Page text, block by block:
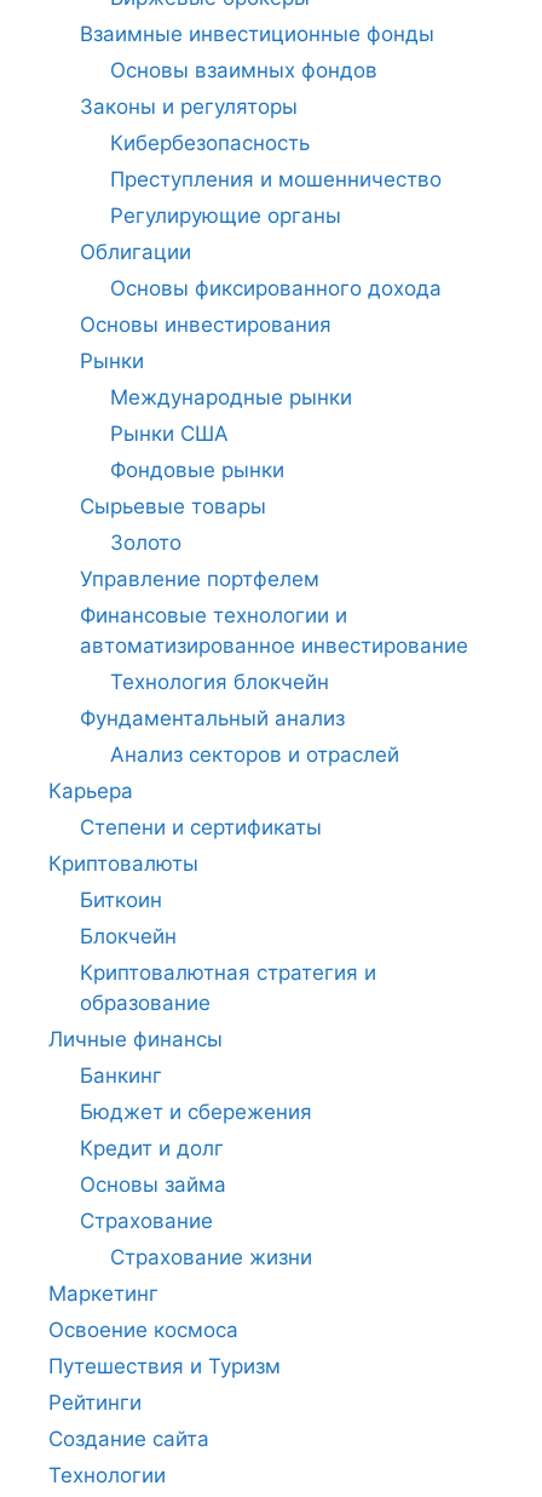
Взаимные инвестиционные фонды
Основы взаимных фондов
Законы и регуляторы
Кибербезопасность
Преступления и мошенничество
Регулирующие органы
Облигации
Основы фиксированного дохода
Основы инвестирования
Рынки
Международные рынки
Рынки США
Фондовые рынки
Сырьевые товары
Золото
Управление портфелем
Финансовые технологии и
автоматизированное инвестирование
Технология блокчейн
Фундаментальный анализ
Анализ секторов и отраслей
Карьера
Степени и сертификаты
Криптовалюты
Биткоин
Блокчейн
Криптовалютная стратегия и
образование
Личные финансы
Банкинг
Бюджет и сбережения
Кредит и долг
Основы займа
Страхование
Страхование жизни
Маркетинг
Освоение космоса
Путешествия и Туризм
Рейтинги
Создание сайта
Технологии